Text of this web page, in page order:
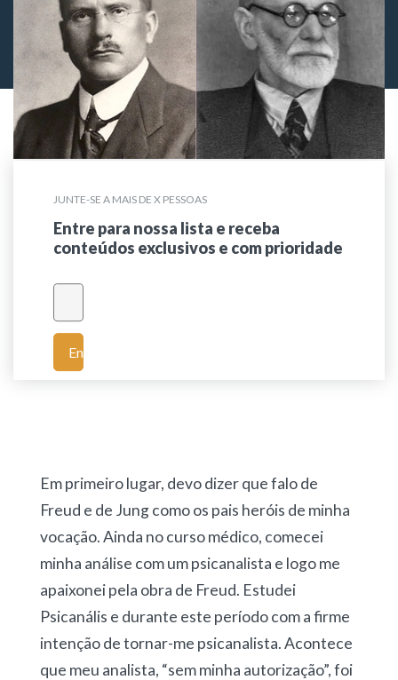
JUNTE-SE A MAIS DE X PESSOAS
Entre para nossa lista e receba
conteúdos exclusivos e com prioridade
Enviar
Em primeiro lugar, devo dizer que falo de
Freud e de Jung como os pais heróis de minha
vocação. Ainda no curso médico, comecei
minha análise com um psicanalista e logo me
apaixonei pela obra de Freud. Estudei
Psicanális e durante este período com a firme
intenção de tornar-me psicanalista. Acontece
que meu analista, “sem minha autorização”, foi